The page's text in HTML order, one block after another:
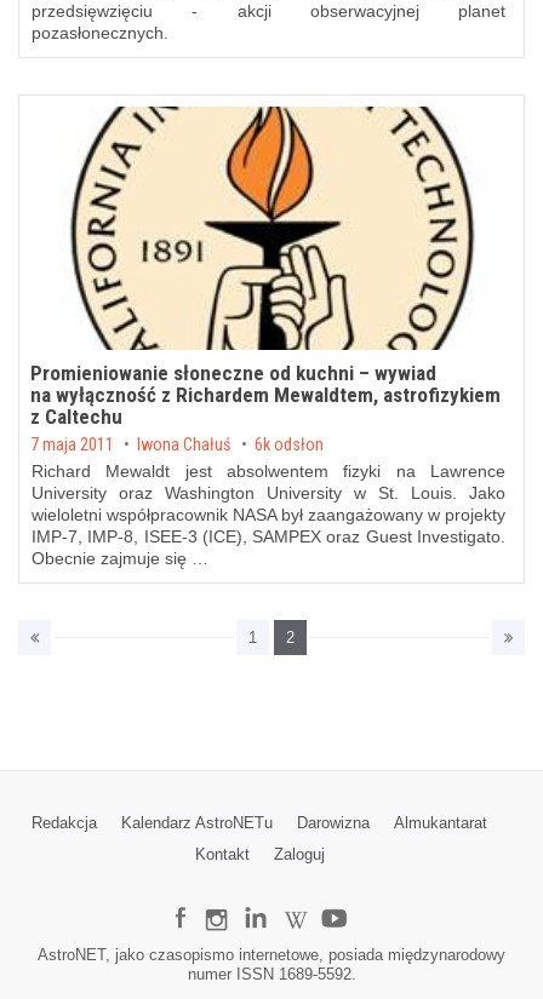
przedsięwzięciu - akcji obserwacyjnej planet
pozasłonecznych.
Promieniowanie słoneczne od kuchni – wywiad
na wyłączność z Richardem Mewaldtem, astrofizykiem
z Caltechu
Posted on
7 maja 2011 by Iwona Chałuś 6k odsłon
Richard Mewaldt jest absolwentem fizyki na Lawrence
University oraz Washington University w St. Louis. Jako
wieloletni współpracownik NASA był zaangażowany w projekty
IMP-7, IMP-8, ISEE-3 (ICE), SAMPEX oraz Guest Investigato.
Obecnie zajmuje się …
1 2
Redakcja Kalendarz AstroNETu Darowizna
Almukantarat
Kontakt
Zaloguj
AstroNET, jako czasopismo internetowe, posiada międzynarodowy
numer ISSN 1689-5592.